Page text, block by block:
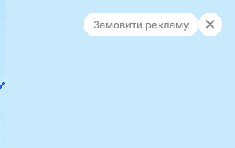
Замовити рекламу